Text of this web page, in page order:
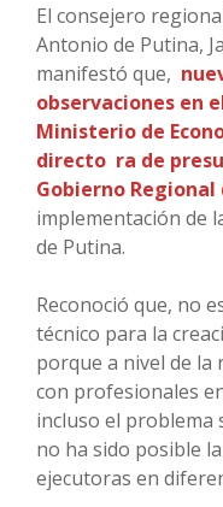
El consejero
Antonio de Putina,
manifestó que,
observaciones en
Ministerio de
directo ra de
Gobierno Regional
implementación de
de Putina.
Reconoció que, no
técnico para la
porque a nivel de la
con profesionales
incluso el problema
no ha sido posible
ejecutoras en